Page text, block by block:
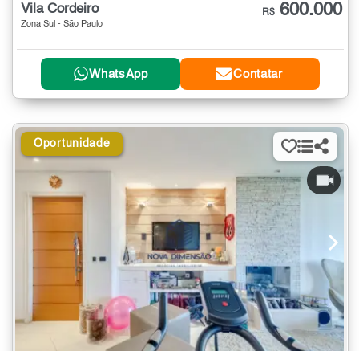
Vila Cordeiro
Zona Sul - São Paulo
R$ 600.000
WhatsApp Contatar
Oportunidade